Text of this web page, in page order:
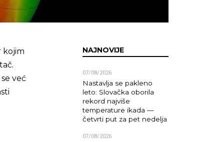
kojim
već
NAJNOVIJE
07/08/2026
Nastavlja se pakleno
leto: Slovačka oborila
rekord najviše
temperature ikada —
četvrti put za pet nedelja
07/08/2026